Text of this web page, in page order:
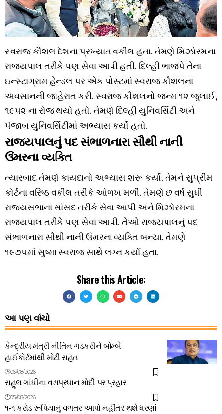
સ્વરાજ કૌશલ દેશના પ્રખ્યાત વકીલ હતા. તેમણે મિઝોરમના
રાજ્યપાલ તરીકે પણ સેવા આપી હતી. દિલ્હી ભાજપે તેના
ઇન્સ્ટાગ્રામ હેન્ડલ પર એક પોસ્ટમાં સ્વરાજ કૌશલના
અવસાનની જાહેરાત કરી. સ્વરાજ કૌશલનો જન્મ ૧૨ જુલાઈ,
૧૯૫૨ ના રોજ થયો હતો. તેમણે દિલ્હી યુનિવર્સિટી અને
પંજાબ યુનિવર્સિટીમાં અભ્યાસ કર્યો હતો.
રાજ્યપાલનું પદ સંભાળનારા સૌથી નાની
ઉંમરના વ્યક્તિ
ત્યારબાદ તેમણે કાયદાનો અભ્યાસ શરૂ કર્યો. તેમને સુપ્રીમ
કોર્ટના વરિષ્ઠ વકીલ તરીકે ઓળખ મળી. તેમણે છ વર્ષ સુધી
રાજ્યસભાના સાંસદ તરીકે સેવા આપી અને મિઝોરમના
રાજ્યપાલ તરીકે પણ સેવા આપી. તેઓ રાજ્યપાલનું પદ
સંભાળનારા સૌથી નાની ઉંમરના વ્યક્તિ બન્યા. તેમણે
૧૯૭૫માં સુષ્મા સ્વરાજ સાથે લગ્ન કર્યા હતા.
Share this Article:
આ પણ વાંચો
કેન્દ્રીય મંત્રી નીતિન ગડકરીને બોમ્બે
હાઈકોર્ટમાંથી મોટી રાહત
06/08/2026
રાહુલ ગાંધીના વડાપ્રધાન મોદી પર પ્રહાર
05/08/2026
૧-૧ કરોડ રૂપિયાનું વળતર આપો નહીંતર થશે ધરણાં